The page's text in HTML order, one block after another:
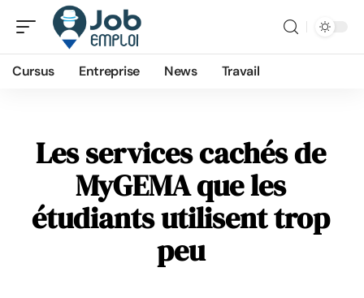
Cursus Entreprise News Travail
Les services cachés de
MyGEMA que les
étudiants utilisent trop
peu